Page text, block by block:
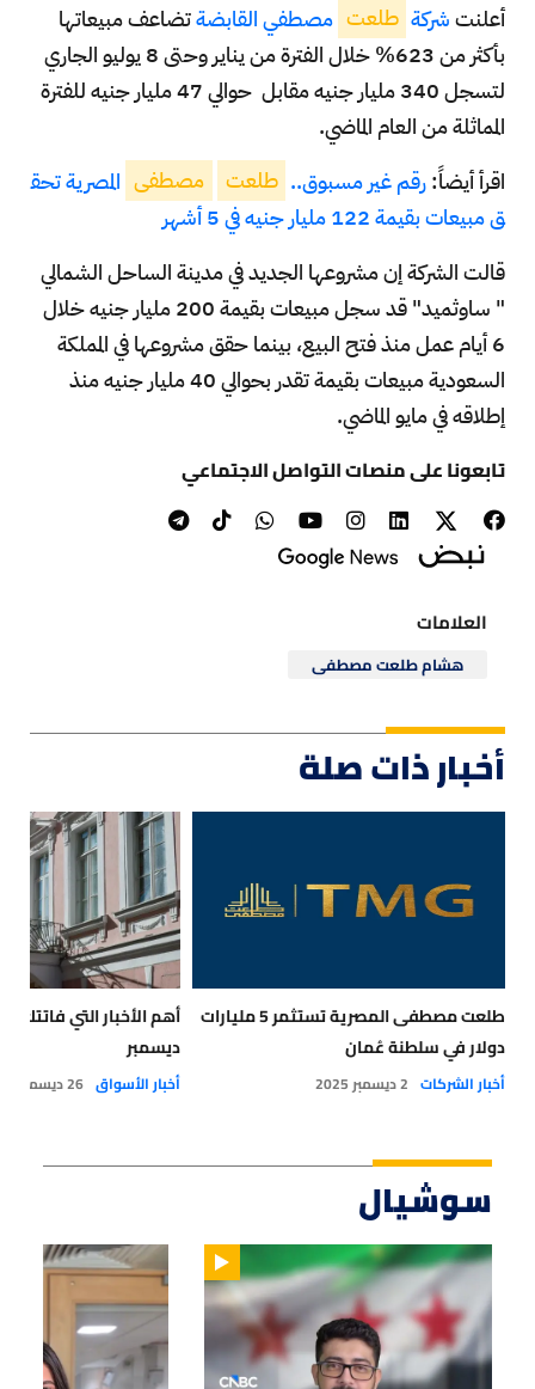
أعلنتشركة طلعت مصطفي القابضةتضاعف مبيعاتها
بأكثر من 623% خلال الفترة من يناير وحتى 8 يوليو الجاري
لتسجل 340 مليار جنيه مقابل حوالي 47 مليار جنيه للفترة
المماثلة من العام الماضي.
اقرأ أيضاً:رقم غير مسبوق.. طلعت مصطفى المصرية تحق
ق مبيعات بقيمة 122 مليار جنيه في 5 أشهر
قالت الشركة إن مشروعها الجديد في مدينة الساحل الشمالي
" ساوثميد" قد سجل مبيعات بقيمة 200 مليار جنيه خلال
6 أيام عمل منذ فتح البيع، بينما حقق مشروعها في المملكة
السعودية مبيعات بقيمة تقدر بحوالي 40 مليار جنيه منذ
إطلاقه في مايو الماضي.
تابعونا على منصات التواصل الاجتماعي
العلامات
هشام طلعت مصطفى
أخبار ذات صلة
طلعت مصطفى المصرية تستثمر 5 مليارات
دولار في سلطنة عُمان
أخبار الشركات 2 ديسمبر 2025
ديسمبر
أخبار الأسواق 26 ديسمبر 2024
سوشيال